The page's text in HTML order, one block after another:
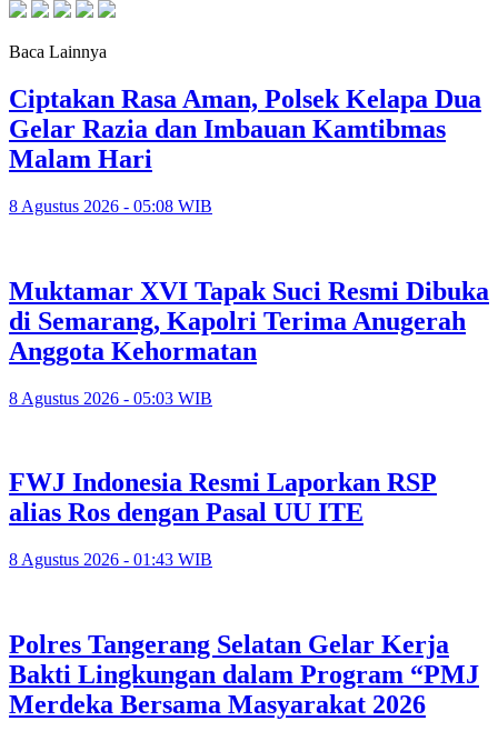
Baca Lainnya
Ciptakan Rasa Aman, Polsek Kelapa Dua
Gelar Razia dan Imbauan Kamtibmas
Malam Hari
8 Agustus 2026 - 05:08 WIB
Muktamar XVI Tapak Suci Resmi Dibuka
di Semarang, Kapolri Terima Anugerah
Anggota Kehormatan
8 Agustus 2026 - 05:03 WIB
FWJ Indonesia Resmi Laporkan RSP
alias Ros dengan Pasal UU ITE
8 Agustus 2026 - 01:43 WIB
Polres Tangerang Selatan Gelar Kerja
Bakti Lingkungan dalam Program “PMJ
Merdeka Bersama Masyarakat 2026